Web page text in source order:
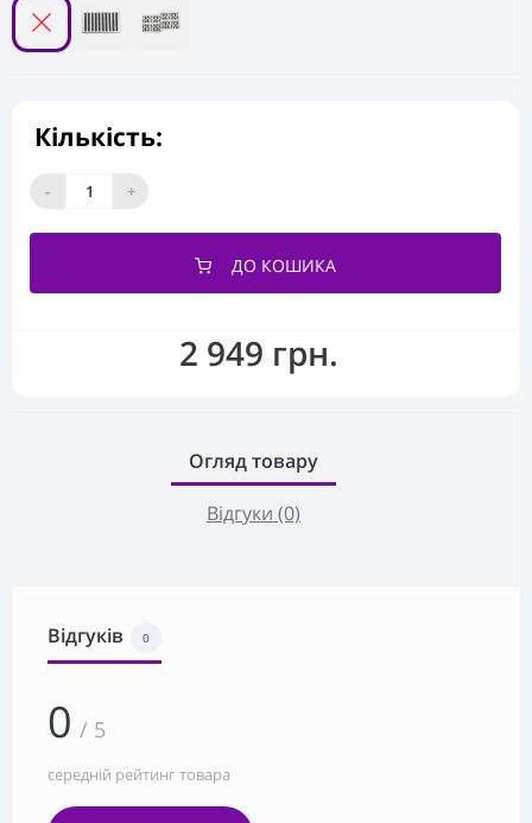
2 949 грн.
Кількість:
- +
ДО КОШИКА
Огляд товару
Відгуки (0)
Відгуків 0
0 / 5
середній рейтинг товара